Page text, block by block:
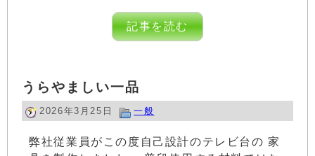
記事を読む
うらやましい一品
2026年3月25日 一般
弊社従業員がこの度自己設計のテレビ台の 家